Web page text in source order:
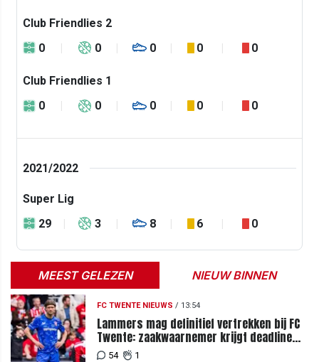
Club Friendlies 2
0
0 0 0 0
Club Friendlies 1
0
0 0 0 0
2021/2022
Super Lig
29
3 8 6 0
MEEST GELEZEN NIEUW BINNEN
FC TWENTE NIEUWS / 13:54
Lammers mag definitief vertrekken bij FC
Twente: zaakwaarnemer krijgt deadline
vanwege komst vervanger
54 1